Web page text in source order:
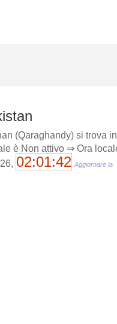
(Qaraghandy) si trova in
è Non attivo ⇒ Ora
02:01:43 Aggiornare la